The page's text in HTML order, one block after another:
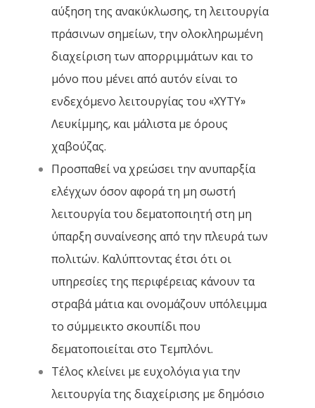
αύξηση της ανακύκλωσης, τη λειτουργία
πράσινων σημείων, την ολοκληρωμένη
διαχείριση των απορριμμάτων και το
μόνο που μένει από αυτόν είναι το
ενδεχόμενο λειτουργίας του «ΧΥΤΥ»
Λευκίμμης, και μάλιστα με όρους
χαβούζας.
Προσπαθεί να χρεώσει την ανυπαρξία
ελέγχων όσον αφορά τη μη σωστή
λειτουργία του δεματοποιητή στη μη
ύπαρξη συναίνεσης από την πλευρά των
πολιτών. Καλύπτοντας έτσι ότι οι
υπηρεσίες της περιφέρειας κάνουν τα
στραβά μάτια και ονομάζουν υπόλειμμα
το σύμμεικτο σκουπίδι που
δεματοποιείται στο Τεμπλόνι.
Τέλος κλείνει με ευχολόγια για την
λειτουργία της διαχείρισης με δημόσιο